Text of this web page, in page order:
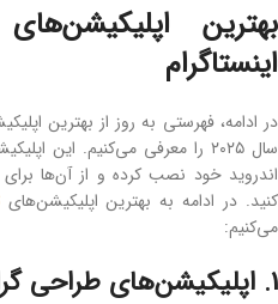
بهترین
اینستاگرام
در ادامه، فهرستی به ‌روز از بهترین
سال ۲۰۲۵ را معرفی می‌کنیم. این
اندروید خود نصب کرده و از آن‌ها
کنید. در ادامه به بهترین اپلیکیشن‌های
می‌کنیم:
1. اپلیکیشن‌های طراحی گرافیک و پست